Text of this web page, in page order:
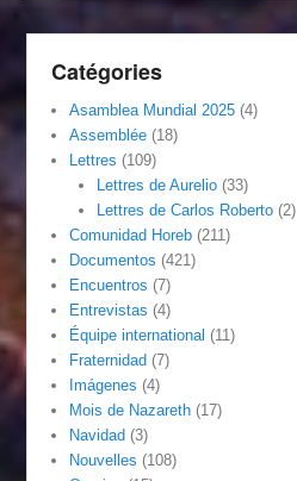
Catégories
Asamblea Mundial 2025 (4)
Assemblée (18)
Lettres (109)
Lettres de Aurelio(33)
Lettres de Carlos Roberto(2)
Comunidad Horeb (211)
Documentos (421)
Encuentros (7)
Entrevistas (4)
Équipe international (11)
Fraternidad (7)
Imágenes (4)
Mois de Nazareth (17)
Navidad (3)
Nouvelles (108)